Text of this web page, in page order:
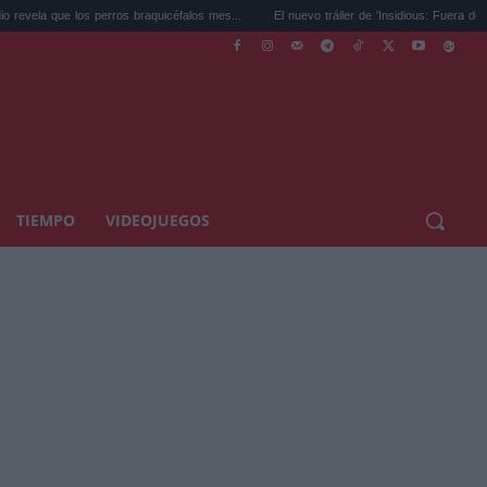
perros braquicéfalos mes... El nuevo tráiler de 'Insidious: Fuera del Más Allá...
TIEMPO VIDEOJUEGOS